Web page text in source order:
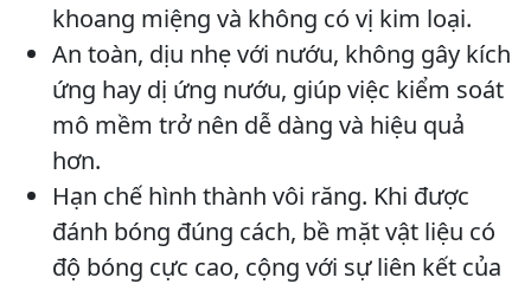
khoang miệng và không có vị kim loại.
An toàn, dịu nhẹ với nướu, không gây kích
ứng hay dị ứng nướu, giúp việc kiểm soát
mô mềm trở nên dễ dàng và hiệu quả
hơn.
Hạn chế hình thành vôi răng. Khi được
đánh bóng đúng cách, bề mặt vật liệu có
độ bóng cực cao, cộng với sự liên kết của